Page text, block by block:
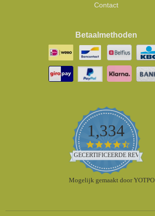
Contact
Betaalmethoden
1,334
4.5
star
rating
GECERTIFICEERDE REVIEWS
Mogelijk gemaakt door YOTPO